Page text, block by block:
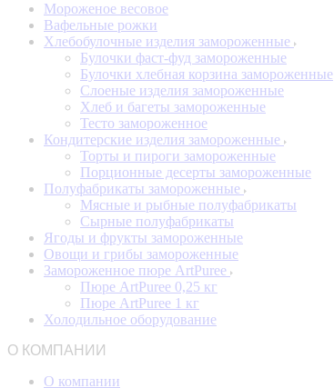
Мороженое весовое
Вафельные рожки
Хлебобулочные изделия замороженные
Булочки фаст-фуд замороженные
Булочки хлебная корзина замороженные
Слоеные изделия замороженные
Хлеб и багеты замороженные
Тесто замороженное
Кондитерские изделия замороженные
Торты и пироги замороженные
Порционные десерты замороженные
Полуфабрикаты замороженные
Мясные и рыбные полуфабрикаты
Сырные полуфабрикаты
Ягоды и фрукты замороженные
Овощи и грибы замороженные
Замороженное пюре ArtPuree
Пюре ArtPuree 0,25 кг
Пюре ArtPuree 1 кг
Холодильное оборудование
О КОМПАНИИ
О компании